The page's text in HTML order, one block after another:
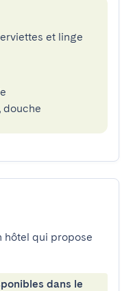
et linge
douche
hôtel qui propose
dans le